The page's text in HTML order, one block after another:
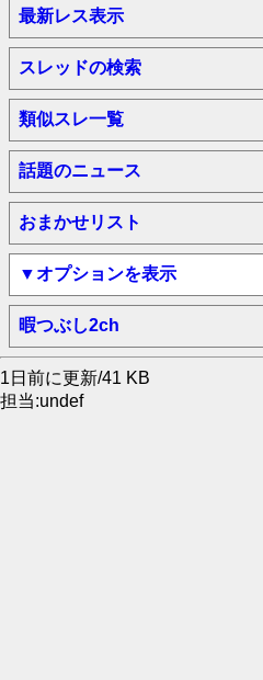
最新レス表示
スレッドの検索
類似スレ一覧
話題のニュース
おまかせリスト
▼オプションを表示
暇つぶし2ch
1日前に更新/41 KB
担当:undef